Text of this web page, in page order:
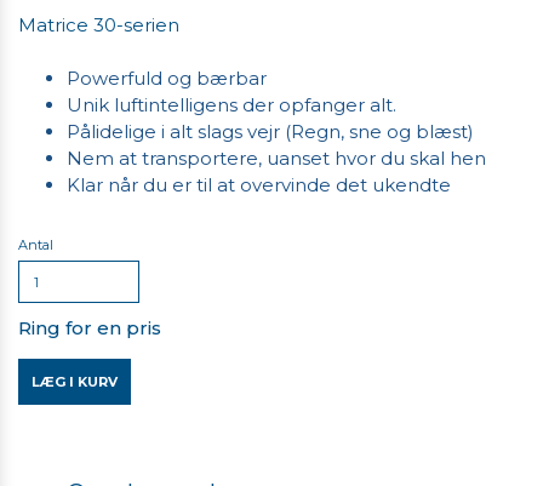
Matrice 30-serien
Powerfuld og bærbar
Unik luftintelligens der opfanger alt.
Pålidelige i alt slags vejr (Regn, sne og blæst)
Nem at transportere, uanset hvor du skal hen
Klar når du er til at overvinde det ukendte
Antal
Ring for en pris
LÆG I KURV